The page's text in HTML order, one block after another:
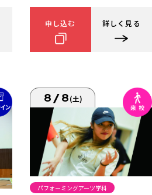
申し込む 詳しく見る
8/8(土)
パフォーミングアーツ学科